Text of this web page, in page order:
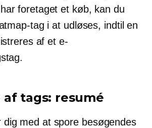
foretaget et køb, kan du
tag i at udløses, indtil en
af et e-
af tags: resumé
med at spore besøgendes